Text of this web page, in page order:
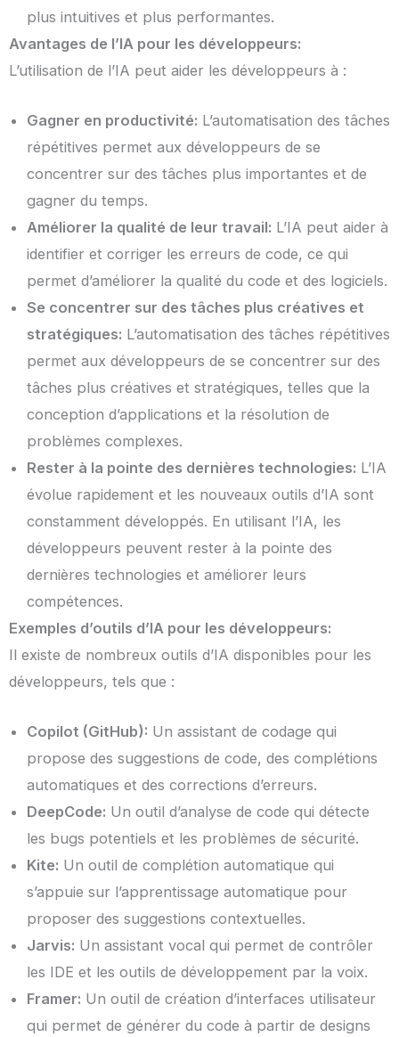
plus intuitives et plus performantes.
Avantages de l’IA pour les développeurs:
L’utilisation de l’IA peut aider les développeurs à :
Gagner en productivité: L’automatisation des tâches
répétitives permet aux développeurs de se
concentrer sur des tâches plus importantes et de
gagner du temps.
Améliorer la qualité de leur travail: L’IA peut aider à
identifier et corriger les erreurs de code, ce qui
permet d’améliorer la qualité du code et des logiciels.
Se concentrer sur des tâches plus créatives et
stratégiques: L’automatisation des tâches répétitives
permet aux développeurs de se concentrer sur des
tâches plus créatives et stratégiques, telles que la
conception d’applications et la résolution de
problèmes complexes.
Rester à la pointe des dernières technologies: L’IA
évolue rapidement et les nouveaux outils d’IA sont
constamment développés. En utilisant l’IA, les
développeurs peuvent rester à la pointe des
dernières technologies et améliorer leurs
compétences.
Exemples d’outils d’IA pour les développeurs:
Il existe de nombreux outils d’IA disponibles pour les
développeurs, tels que :
Copilot (GitHub): Un assistant de codage qui
propose des suggestions de code, des complétions
automatiques et des corrections d’erreurs.
DeepCode: Un outil d’analyse de code qui détecte
les bugs potentiels et les problèmes de sécurité.
Kite: Un outil de complétion automatique qui
s’appuie sur l’apprentissage automatique pour
proposer des suggestions contextuelles.
Jarvis: Un assistant vocal qui permet de contrôler
les IDE et les outils de développement par la voix.
Framer: Un outil de création d’interfaces utilisateur
qui permet de générer du code à partir de designs